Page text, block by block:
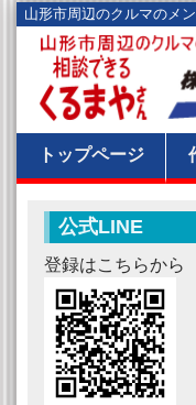
山形市周辺のクルマのメ
トップページ
公式LINE
登録はこちらから